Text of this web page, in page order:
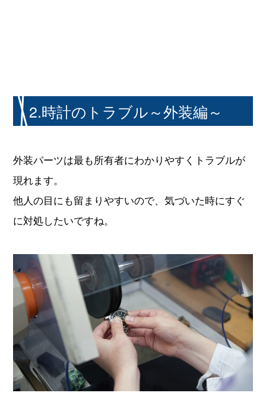
2.時計のトラブル～外装編～
外装パーツは最も所有者にわかりやすくトラブルが
現れます。
他人の目にも留まりやすいので、気づいた時にすぐ
に対処したいですね。